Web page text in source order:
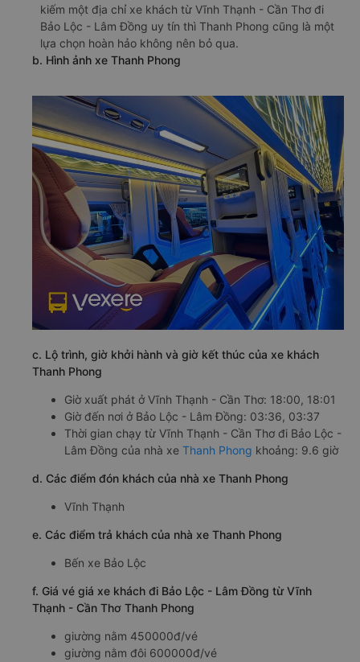
kiếm một địa chỉ xe khách từ Vĩnh Thạnh - Cần Thơ đi
Bảo Lộc - Lâm Đồng uy tín thì Thanh Phong cũng là một
lựa chọn hoàn hảo không nên bỏ qua.
b. Hình ảnh xe Thanh Phong
c. Lộ trình, giờ khởi hành và giờ kết thúc của xe khách
Thanh Phong
Giờ xuất phát ở Vĩnh Thạnh - Cần Thơ: 18:00, 18:01
Giờ đến nơi ở Bảo Lộc - Lâm Đồng: 03:36, 03:37
Thời gian chạy từ Vĩnh Thạnh - Cần Thơ đi Bảo Lộc -
Lâm Đồng của nhà xe Thanh Phong khoảng: 9.6 giờ
d. Các điểm đón khách của nhà xe Thanh Phong
Vĩnh Thạnh
e. Các điểm trả khách của nhà xe Thanh Phong
Bến xe Bảo Lộc
f. Giá vé giá xe khách đi Bảo Lộc - Lâm Đồng từ Vĩnh
Thạnh - Cần Thơ Thanh Phong
giường nằm 450000đ/vé
giường nằm đôi 600000đ/vé